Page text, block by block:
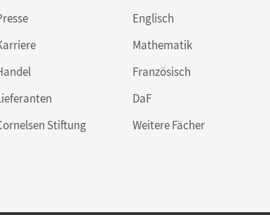
Stiftung
Englisch
Mathematik
Französisch
DaF
Weitere Fächer